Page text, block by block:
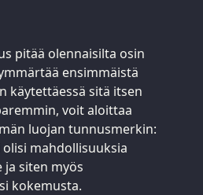
pitää olennaisilta osin
ensimmäistä
käytettäessä sitä itsen
voit aloittaa
luojan tunnusmerkin:
olisi mahdollisuuksia
siten myös
kokemusta.